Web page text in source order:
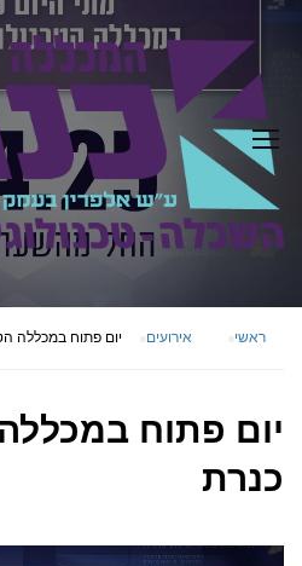
ראשי אירועים יום פתוח במכללה
יום פתוח
כנרת